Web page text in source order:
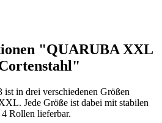
"QUARUBA XXL
in drei verschiedenen Größen
Jede Größe ist dabei mit stabilen
Rollen lieferbar.